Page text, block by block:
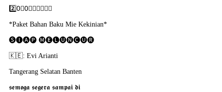
2️⃣0⃣0⃣🇵​🇴​🇷​🇸​🇮​
*Paket Bahan Baku Mie Kekinian*
🅢🅘🅐🅟 🅜🅔🅛🅤🅝🅒🅤🅡
🇰​🇪: Evi Arianti
Tangerang Selatan Banten
𝖘𝖊𝖒𝖔𝖌𝖆 𝖘𝖊𝖌𝖊𝖗𝖆 𝖘𝖆𝖒𝖕𝖆𝖎 𝖉𝖎